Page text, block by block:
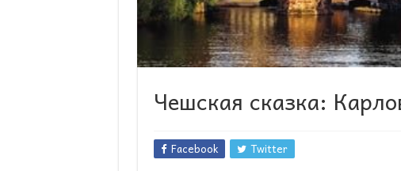
Чешская сказка:
Facebook
Twitter